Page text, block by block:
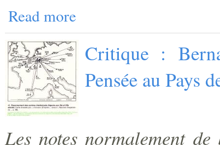
Read more
Critique :
Pensée au Pays
Les notes normalement